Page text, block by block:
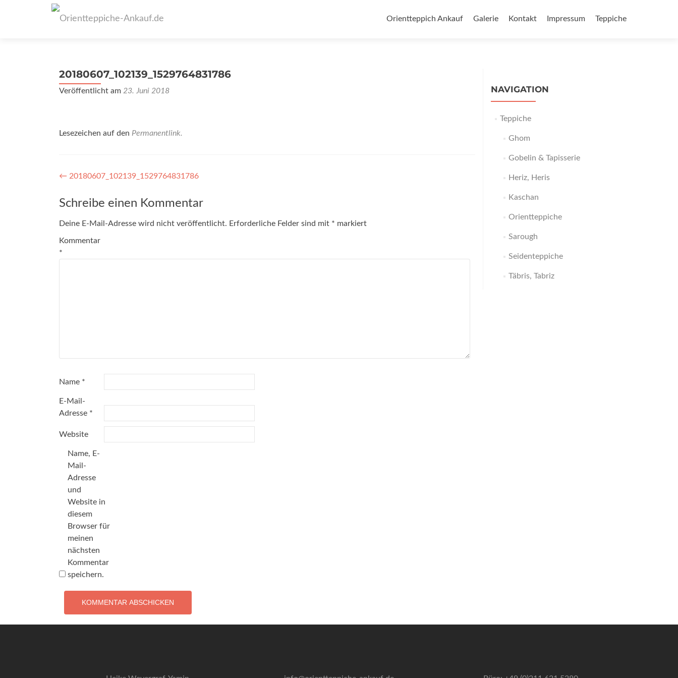
Inhalt
Orientteppich Ankauf Galerie Kontakt Impressum Teppiche
20180607_102139_1529764831786
Veröffentlicht am 23. Juni 2018
Lesezeichen auf den Permanentlink.
Artikel-
Navigation
← 20180607_102139_1529764831786
Schreibe einen Kommentar
Deine E-Mail-Adresse wird nicht veröffentlicht. Erforderliche Felder sind mit * markiert
Kommentar
*
Name *
E-Mail-
Adresse *
Website
Name, E-
Mail-
Adresse
und
Website in
diesem
Browser für
meinen
nächsten
Kommentar
speichern.
NAVIGATION
Teppiche
Ghom
Gobelin & Tapisserie
Heriz, Heris
Kaschan
Orientteppiche
Sarough
Seidenteppiche
Täbris, Tabriz